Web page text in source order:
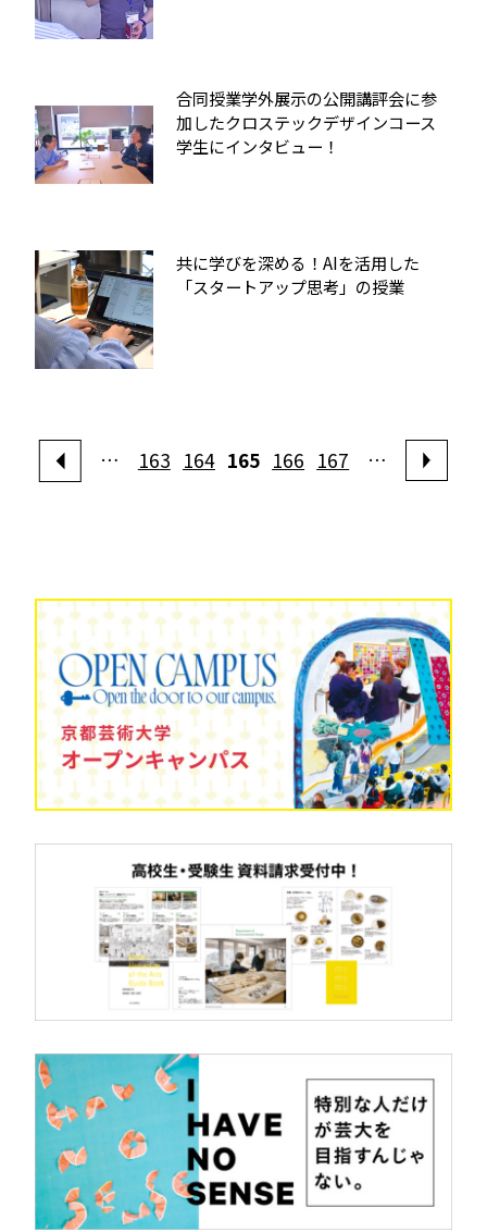
合同授業学外展示の公開講評会に参
加したクロステックデザインコース
学生にインタビュー！
共に学びを深める！AIを活用した
「スタートアップ思考」の授業
… 163 164 165 166 167 …